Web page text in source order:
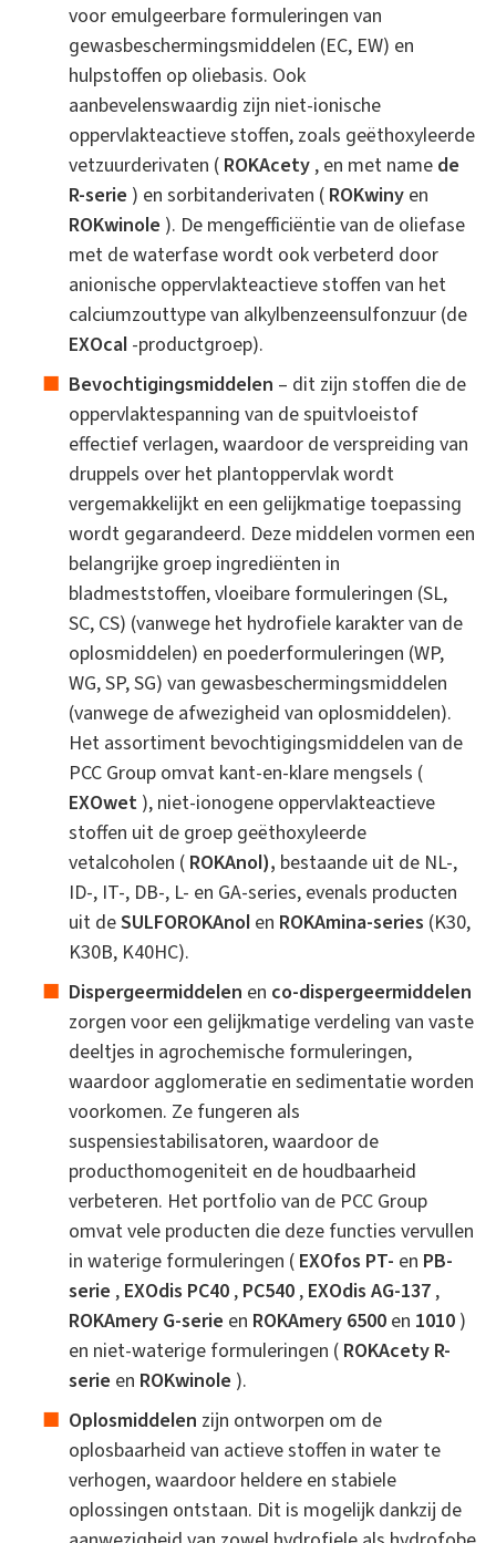
voor emulgeerbare formuleringen van
gewasbeschermingsmiddelen (EC, EW) en
hulpstoffen op oliebasis. Ook
aanbevelenswaardig zijn niet-ionische
oppervlakteactieve stoffen, zoals geëthoxyleerde
vetzuurderivaten ( ROKAcety, en met name de
R-serie ) en sorbitanderivaten ( ROKwinyen
ROKwinole ). De mengefficiëntie van de oliefase
met de waterfase wordt ook verbeterd door
anionische oppervlakteactieve stoffen van het
calciumzouttype van alkylbenzeensulfonzuur (de
EXOcal-productgroep).
Bevochtigingsmiddelen – dit zijn stoffen die de
oppervlaktespanning van de spuitvloeistof
effectief verlagen, waardoor de verspreiding van
druppels over het plantoppervlak wordt
vergemakkelijkt en een gelijkmatige toepassing
wordt gegarandeerd. Deze middelen vormen een
belangrijke groep ingrediënten in
bladmeststoffen, vloeibare formuleringen (SL,
SC, CS) (vanwege het hydrofiele karakter van de
oplosmiddelen) en poederformuleringen (WP,
WG, SP, SG) van gewasbeschermingsmiddelen
(vanwege de afwezigheid van oplosmiddelen).
Het assortiment bevochtigingsmiddelen van de
PCC Group omvat kant-en-klare mengsels (
EXOwet), niet-ionogene oppervlakteactieve
stoffen uit de groep geëthoxyleerde
vetalcoholen ( ROKAnol), bestaande uit de NL-,
ID-, IT-, DB-, L- en GA-series, evenals producten
uit deSULFOROKAnolen ROKAmina-series (K30,
K30B, K40HC).
Dispergeermiddelen en co-dispergeermiddelen
zorgen voor een gelijkmatige verdeling van vaste
deeltjes in agrochemische formuleringen,
waardoor agglomeratie en sedimentatie worden
voorkomen. Ze fungeren als
suspensiestabilisatoren, waardoor de
producthomogeniteit en de houdbaarheid
verbeteren. Het portfolio van de PCC Group
omvat vele producten die deze functies vervullen
in waterige formuleringen ( EXOfos PT- en PB-
serie , EXOdis PC40, PC540, EXOdis AG-137,
ROKAmery G-serie en ROKAmery 6500en 1010)
en niet-waterige formuleringen ( ROKAcety R-
serie en ROKwinole ).
Oplosmiddelen zijn ontworpen om de
oplosbaarheid van actieve stoffen in water te
verhogen, waardoor heldere en stabiele
oplossingen ontstaan. Dit is mogelijk dankzij de